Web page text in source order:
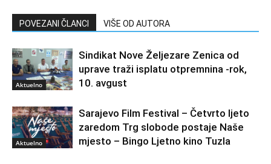
POVEZANI ČLANCI VIŠE OD AUTORA
Aktuelno
Sindikat Nove Željezare Zenica od
uprave traži isplatu otpremnina -rok,
10. avgust
Aktuelno
Sarajevo Film Festival – Četvrto ljeto
zaredom Trg slobode postaje Naše
mjesto – Bingo Ljetno kino Tuzla